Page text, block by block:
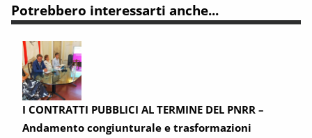
Potrebbero interessarti anche...
I CONTRATTI PUBBLICI AL TERMINE DEL PNRR –
Andamento congiunturale e trasformazioni